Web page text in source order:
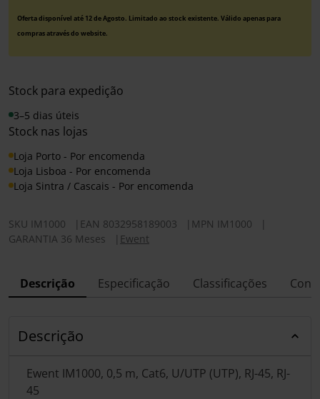
Oferta disponível até 12 de Agosto. Limitado ao stock existente. Válido apenas para
compras através do website.
Stock para expedição
3–5 dias úteis
Stock nas lojas
Loja Porto - Por encomenda
Loja Lisboa - Por encomenda
Loja Sintra / Cascais - Por encomenda
SKU IM1000 EAN 8032958189003 MPN IM1000
GARANTIA 36 Meses
Ewent
Descrição Especificação Classificações
Descrição
Ewent IM1000, 0,5 m, Cat6, U/UTP (UTP), RJ-45, RJ-
45